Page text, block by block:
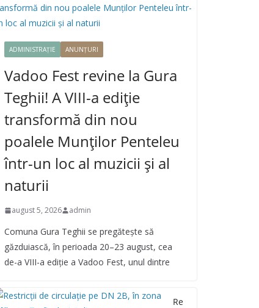
ADMINISTRAȚIE ANUNȚURI
Vadoo Fest revine la Gura
Teghii! A VIII-a ediție
transformă din nou
poalele Munților Penteleu
într-un loc al muzicii și al
naturii
august 5, 2026 admin
Comuna Gura Teghii se pregătește să
găzduiască, în perioada 20–23 august, cea
de-a VIII-a ediție a Vadoo Fest, unul dintre
Re